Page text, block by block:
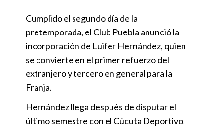
Cumplido el segundo día de la
pretemporada, el Club Puebla anunció la
incorporación de Luifer Hernández, quien
se convierte en el primer refuerzo del
extranjero y tercero en general para la
Franja.
Hernández llega después de disputar el
último semestre con el Cúcuta Deportivo,